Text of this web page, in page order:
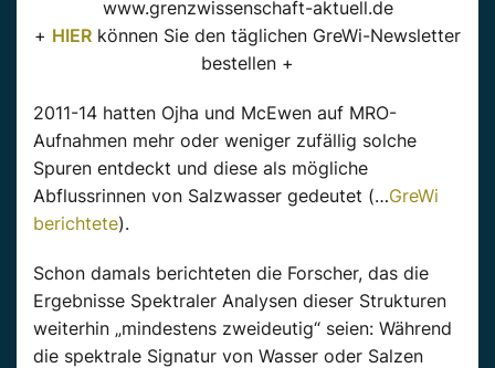
www.grenzwissenschaft-aktuell.de
+ HIER können Sie den täglichen GreWi-Newsletter
bestellen +
2011-14 hatten Ojha und McEwen auf MRO-
Aufnahmen mehr oder weniger zufällig solche
Spuren entdeckt und diese als mögliche
Abflussrinnen von Salzwasser gedeutet (…GreWi
berichtete).
Schon damals berichteten die Forscher, das die
Ergebnisse Spektraler Analysen dieser Strukturen
weiterhin „mindestens zweideutig“ seien: Während
die spektrale Signatur von Wasser oder Salzen